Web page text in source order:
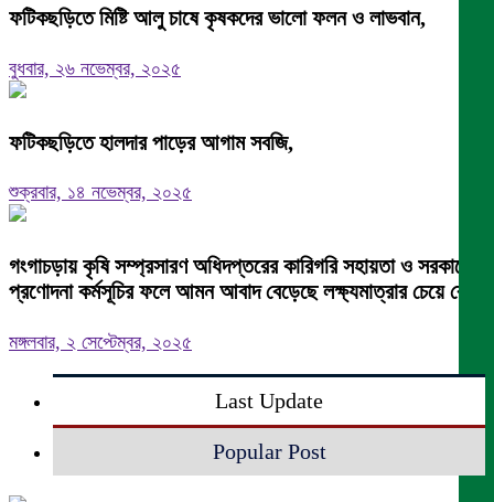
ফটিকছড়িতে মিষ্টি আলু চাষে কৃষকদের ভালো ফলন ও লাভবান,
বুধবার, ২৬ নভেম্বর, ২০২৫
ফটিকছড়িতে হালদার পাড়ের আগাম সবজি,
শুক্রবার, ১৪ নভেম্বর, ২০২৫
গংগাচড়ায় কৃষি সম্প্রসারণ অধিদপ্তরের কারিগরি সহায়তা ও সরকারের
প্রণোদনা কর্মসূচির ফলে আমন আবাদ বেড়েছে লক্ষ্যমাত্রার চেয়ে বেশি
মঙ্গলবার, ২ সেপ্টেম্বর, ২০২৫
Last Update
Popular Post